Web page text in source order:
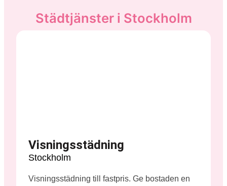
Städtjänster i Stockholm
Visningsstädning
Stockholm
Visningsstädning till fastpris. Ge bostaden en